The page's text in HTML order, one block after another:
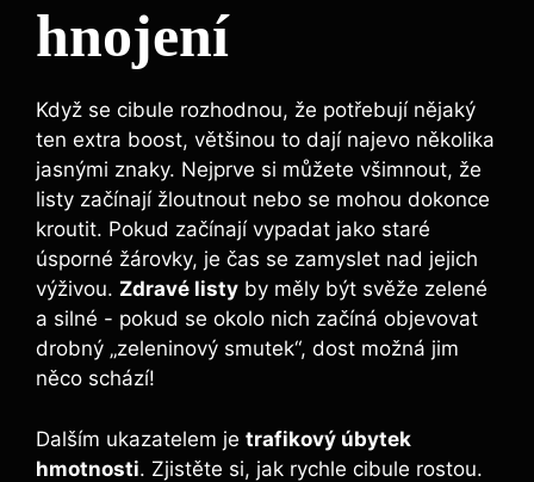
hnojení
Když se cibule rozhodnou, že‍ potřebují nějaký
ten extra ⁤boost,⁢ většinou to dají najevo několika
jasnými znaky. Nejprve si můžete ⁤všimnout, že⁢
listy začínají ⁣žloutnout​ nebo se mohou ‍dokonce⁤
kroutit. Pokud začínají vypadat jako ​staré
úsporné žárovky, je čas⁢ se‌ zamyslet nad jejich⁣
výživou. Zdravé listy by měly být svěže⁢ zelené
a silné ⁢- pokud se okolo nich začíná ​objevovat
drobný‌ „zeleninový smutek“, ⁢dost​ možná jim‍
něco schází!
Dalším ukazatelem je⁢ trafikový‍ úbytek
hmotnosti. Zjistěte si, jak rychle cibule rostou.